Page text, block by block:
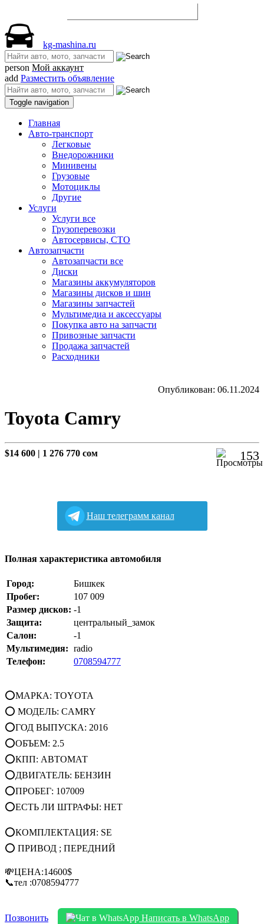
kg-mashina.ru
person Мой аккаунт
add Разместить объявление
Toggle navigation
Главная
Авто-транспорт
Легковые
Внедорожники
Минивены
Грузовые
Мотоциклы
Другие
Услуги
Услуги все
Грузоперевозки
Автосервисы, СТО
Автозапчасти
Автозапчасти все
Диски
Магазины аккумуляторов
Магазины дисков и шин
Магазины запчастей
Мультимедиа и аксессуары
Покупка авто на запчасти
Привозные запчасти
Продажа запчастей
Расходники
Опубликован: 06.11.2024
Toyota Camry
$14 600 | 1 276 770 сом 153
Наш телеграмм канал
Полная характеристика автомобиля
Город:
Бишкек
Пробег:
107 009
Размер дисков: -1
Защита:
центральный_замок
Салон:
-1
Мультимедия: radio
Телефон:
0708594777
⭕МАРКА: TOYOTA
⭕ МОДЕЛЬ: CAMRY
⭕ГОД ВЫПУСКА: 2016
⭕ОБЪЕМ: 2.5
⭕КПП: АВТОМАТ
⭕ДВИГАТЕЛЬ: БЕНЗИН
⭕ПРОБЕГ: 107009
⭕ЕСТЬ ЛИ ШТРАФЫ: НЕТ
⭕КОМПЛЕКТАЦИЯ: SE
⭕ ПРИВОД ; ПЕРЕДНИЙ
💸ЦЕНА:14600$
📞тел :0708594777
Позвонить Написать в WhatsApp